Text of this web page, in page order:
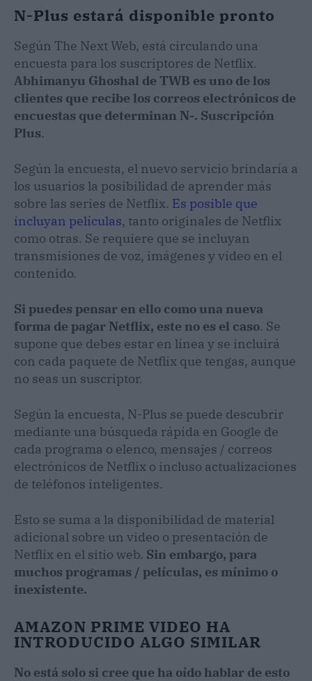
N-Plus estará disponible pronto
Según The Next Web, está circulando una
encuesta para los suscriptores de Netflix.
Abhimanyu Ghoshal de TWB es uno de los
clientes que recibe los correos electrónicos de
encuestas que determinan N-. Suscripción
Plus.
Según la encuesta, el nuevo servicio brindaría a
los usuarios la posibilidad de aprender más
sobre las series de Netflix. Es posible que
incluyan películas, tanto originales de Netflix
como otras. Se requiere que se incluyan
transmisiones de voz, imágenes y video en el
contenido.
Si puedes pensar en ello como una nueva
forma de pagar Netflix, este no es el caso. Se
supone que debes estar en línea y se incluirá
con cada paquete de Netflix que tengas, aunque
no seas un suscriptor.
Según la encuesta, N-Plus se puede descubrir
mediante una búsqueda rápida en Google de
cada programa o elenco, mensajes / correos
electrónicos de Netflix o incluso actualizaciones
de teléfonos inteligentes.
Esto se suma a la disponibilidad de material
adicional sobre un video o presentación de
Netflix en el sitio web. Sin embargo, para
muchos programas / películas, es mínimo o
inexistente.
AMAZON PRIME VIDEO HA
INTRODUCIDO ALGO SIMILAR
No está solo si cree que ha oído hablar de esto